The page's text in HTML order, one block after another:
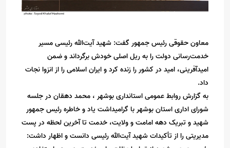
معاون حقوقى رئیس جمهور گفت: شهید آیت‌الله رئیسی مسیر
خدمت‌رسانی دولت را به ریل اصلی خودش برگرداند و ضمن
امیدآفرینی، امید در کشور را زنده کرد و ایران اسلامی را از انزوا نجات
داد.
به گزارش روابط عمومی استانداری بوشهر ، محمد دهقان در جلسه
شورای اداری استان بوشهر با گرامیداشت یاد و خاطره رئیس جمهور
شهید و تبریک دهه امامت و ولایت، خدمت تا آخرین لحظه در پست
مدیریتی را از تأکیدات شهید ‌آیت‌الله رئیسی دانست و اظهار داشت: